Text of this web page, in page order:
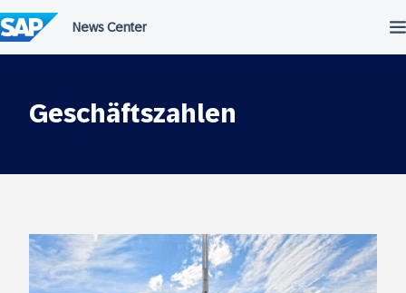
Geschäftszahlen